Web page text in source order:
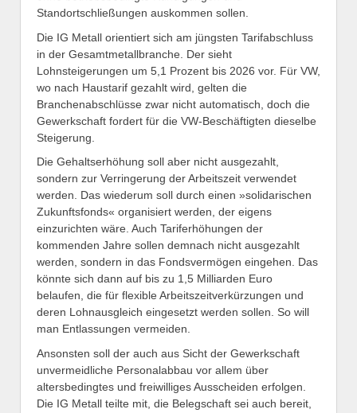
Standortschließungen auskommen sollen.
Die IG Metall orientiert sich am jüngsten Tarifabschluss
in der Gesamtmetallbranche. Der sieht
Lohnsteigerungen um 5,1 Prozent bis 2026 vor. Für VW,
wo nach Haustarif gezahlt wird, gelten die
Branchenabschlüsse zwar nicht automatisch, doch die
Gewerkschaft fordert für die VW-Beschäftigten dieselbe
Steigerung.
Die Gehaltserhöhung soll aber nicht ausgezahlt,
sondern zur Verringerung der Arbeitszeit verwendet
werden. Das wiederum soll durch einen »solidarischen
Zukunftsfonds« organisiert werden, der eigens
einzurichten wäre. Auch Tariferhöhungen der
kommenden Jahre sollen demnach nicht ausgezahlt
werden, sondern in das Fondsvermögen eingehen. Das
könnte sich dann auf bis zu 1,5 Milliarden Euro
belaufen, die für flexible Arbeitszeitverkürzungen und
deren Lohnausgleich eingesetzt werden sollen. So will
man Entlassungen vermeiden.
Ansonsten soll der auch aus Sicht der Gewerkschaft
unvermeidliche Personalabbau vor allem über
altersbedingtes und freiwilliges Ausscheiden erfolgen.
Die IG Metall teilte mit, die Belegschaft sei auch bereit,